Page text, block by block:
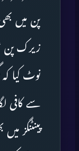
پن میں بھی
زیرک پن
نوٹ کیا
سے کافی
پینٹنگز